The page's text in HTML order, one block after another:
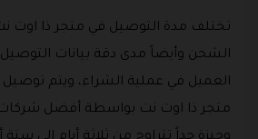
تختلف مدة التوصيل في متجر ذا اوت
الشحن وأيضاً مدى دقة بيانات
العميل في عملية الشراء، ويتم
متجر ذا اوت نت بواسطة أفضل